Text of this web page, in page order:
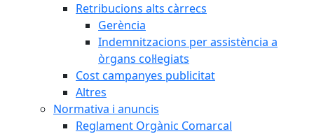
Retribucions alts càrrecs
Gerència
Indemnitzacions per assistència a
òrgans col·legiats
Cost campanyes publicitat
Altres
Normativa i anuncis
Reglament Orgànic Comarcal